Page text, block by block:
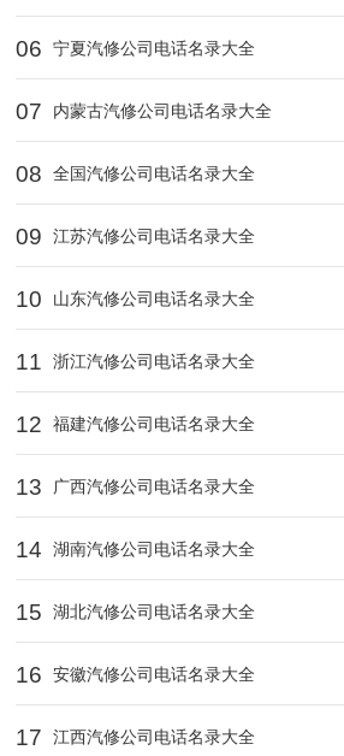
06 宁夏汽修公司电话名录大全
07 内蒙古汽修公司电话名录大全
08 全国汽修公司电话名录大全
09 江苏汽修公司电话名录大全
10 山东汽修公司电话名录大全
11 浙江汽修公司电话名录大全
12 福建汽修公司电话名录大全
13 广西汽修公司电话名录大全
14 湖南汽修公司电话名录大全
15 湖北汽修公司电话名录大全
16 安徽汽修公司电话名录大全
17 江西汽修公司电话名录大全